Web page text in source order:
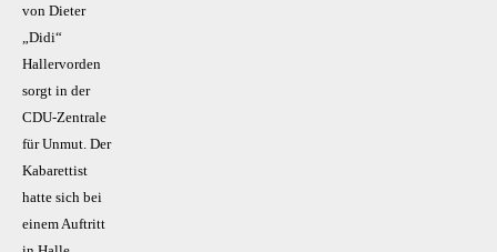
von Dieter
„Didi“
Hallervorden
sorgt in der
CDU-Zentrale
für Unmut. Der
Kabarettist
hatte sich bei
einem Auftritt